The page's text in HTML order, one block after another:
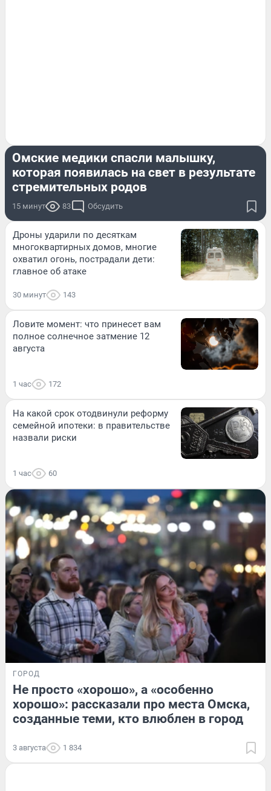
Омские медики спасли малышку,
которая появилась на свет в результате
стремительных родов
15 минут 83 Обсудить
Дроны ударили по десяткам
многоквартирных домов, многие
охватил огонь, пострадали дети:
главное об атаке
30 минут 143
Ловите момент: что принесет вам
полное солнечное затмение 12
августа
1 час 172
На какой срок отодвинули реформу
семейной ипотеки: в правительстве
назвали риски
1 час 60
ГОРОД
Не просто «хорошо», а «особенно
хорошо»: рассказали про места Омска,
созданные теми, кто влюблен в город
3 августа 1 834